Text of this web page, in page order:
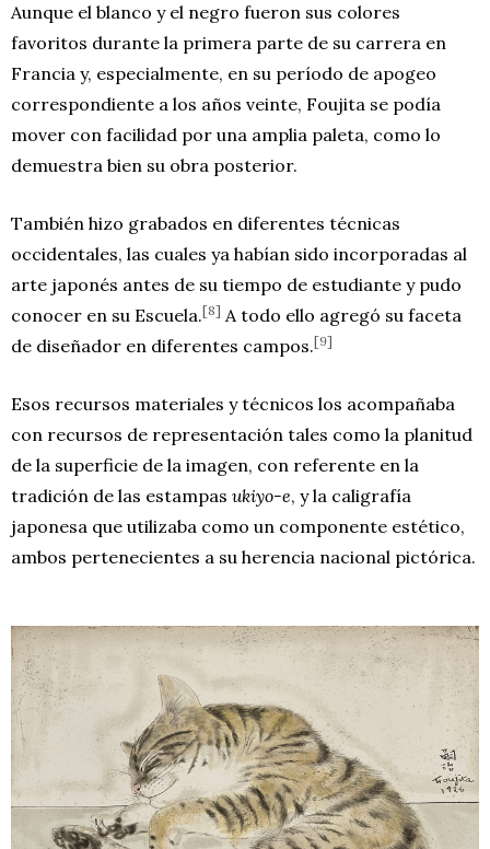
Aunque el blanco y el negro fueron sus colores
favoritos durante la primera parte de su carrera en
Francia y, especialmente, en su período de apogeo
correspondiente a los años veinte, Foujita se podía
mover con facilidad por una amplia paleta, como lo
demuestra bien su obra posterior.
También hizo grabados en diferentes técnicas
occidentales, las cuales ya habían sido incorporadas al
arte japonés antes de su tiempo de estudiante y pudo
conocer en su Escuela.[8] A todo ello agregó su faceta
de diseñador en diferentes campos.[9]
Esos recursos materiales y técnicos los acompañaba
con recursos de representación tales como la planitud
de la superficie de la imagen, con referente en la
tradición de las estampas ukiyo-e, y la caligrafía
japonesa que utilizaba como un componente estético,
ambos pertenecientes a su herencia nacional pictórica.